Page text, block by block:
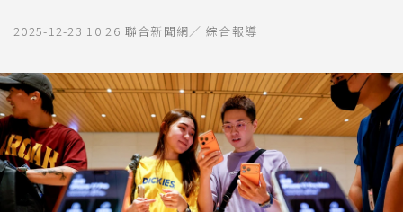
2025-12-23 10:26 聯合新聞網／ 綜合報導